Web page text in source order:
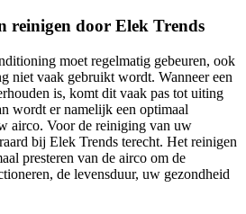
reinigen door Elek Trends
moet regelmatig gebeuren, ook
niet vaak gebruikt wordt. Wanneer een
is, komt dit vaak pas tot uiting
wordt er namelijk een optimaal
airco. Voor de reiniging van uw
bij Elek Trends terecht. Het reinigen
presteren van de airco om de
de levensduur, uw gezondheid